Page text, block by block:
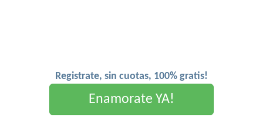
Registrate, sin cuotas, 100% gratis!
Enamorate YA!